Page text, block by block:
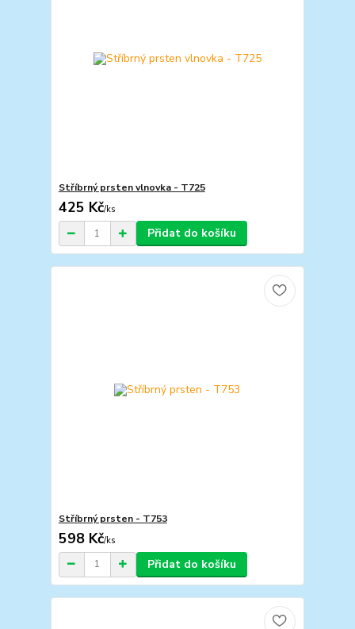
Stříbrný prsten vlnovka - T725
425 Kč/ks
Přidat do košíku
Stříbrný prsten - T753
598 Kč/ks
Přidat do košíku